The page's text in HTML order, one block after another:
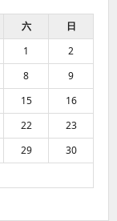
六
日
1
2
8
9
15
16
22
23
29
30